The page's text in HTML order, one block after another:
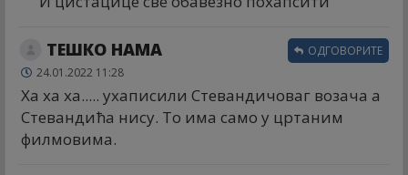
ТЕШКО НАМА
24.01.2022 11:28
Ха ха ха..... ухаписили Стевандичоваг возача а
Стевандића нису. То има само у цртаним
филмовима.
ОДГОВОРИТЕ